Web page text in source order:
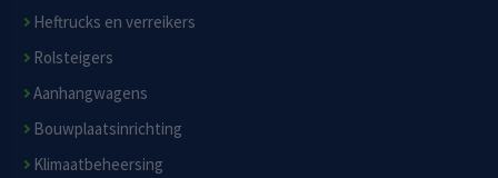
Heftrucks en verreikers
Rolsteigers
Aanhangwagens
Bouwplaatsinrichting
Klimaatbeheersing